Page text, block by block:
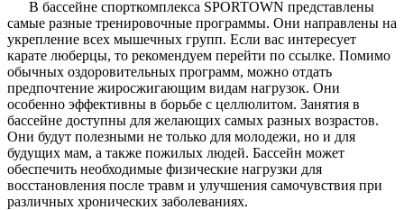
В бассейне спорткомплекса SPORTOWN представлены
самые разные тренировочные программы. Они направлены на
укрепление всех мышечных групп. Если вас интересует
карате люберцы, то рекомендуем перейти по ссылке. Помимо
обычных оздоровительных программ, можно отдать
предпочтение жиросжигающим видам нагрузок. Они
особенно эффективны в борьбе с целлюлитом. Занятия в
бассейне доступны для желающих самых разных возрастов.
Они будут полезными не только для молодежи, но и для
будущих мам, а также пожилых людей. Бассейн может
обеспечить необходимые физические нагрузки для
восстановления после травм и улучшения самочувствия при
различных хронических заболеваниях.